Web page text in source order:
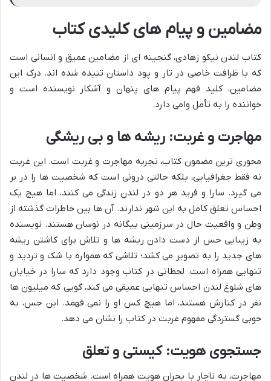
مضامین و پیام های کلیدی کتاب
کتاب لندن نیکو زهادی، گنجینه ای از مضامین عمیق و انسانی است
که با ظرافت خاصی در تار و پود داستان تنیده شده اند. درک این
مضامین، کلید فهم پیام های پنهان و آشکار نویسنده است و
خواننده را به تأمل وامی دارد.
مهاجرت و غربت: ریشه ها و بی ریشگی
محوری ترین مضمون کتاب، تجربه مهاجرت و غربت است. این غربت
نه فقط جغرافیایی، بلکه حالتی درونی است که شخصیت ها را در بر
می گیرد. سارا و فرید هر دو در لندن زندگی می کنند، اما هیچ یک
احساس تعلق کامل به این شهر ندارند. آن ها بین خاطرات گذشته از
وطن و واقعیت حال در سرزمینی بیگانه در نوسان هستند. نویسنده
به زیبایی حس از دست دادن ریشه ها و تلاش برای کاشتن ریشه
های جدید را به تصویر می کشد؛ تلاشی که همواره با شک و تردید و
تنهایی همراه است. لحظاتی در کتاب وجود دارد که سارا در خیابان
های شلوغ لندن احساس تنهایی عمیقی می کند، گویی که میلیون ها
نفر در کنارش هستند، اما هیچ کس او را نمی فهمد. این حس، به
خوبی گستردگی مفهوم غربت در کتاب را نشان می دهد.
جستجوی هویت: کیستی و تعلق
مهاجرت، به ناچار با بحران هویت همراه است. شخصیت ها در لندن